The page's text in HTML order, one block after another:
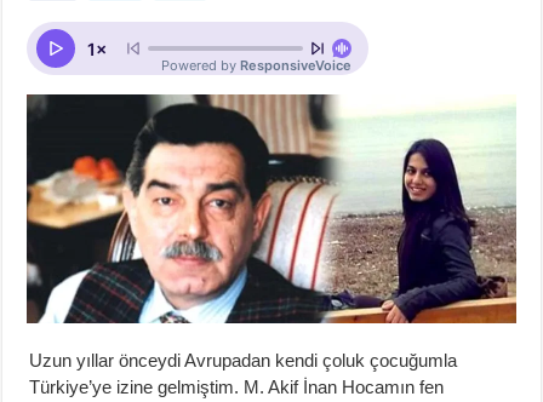
Uzun yıllar önceydi Avrupadan kendi çoluk çocuğumla
Türkiye’ye izine gelmiştim. M. Akif İnan Hocamın fen